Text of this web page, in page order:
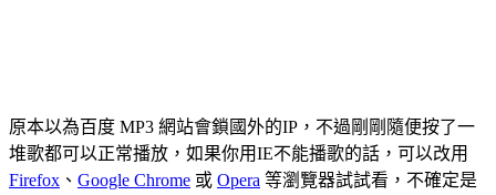
原本以為百度 MP3 網站會鎖國外的IP，不過剛剛隨便按了一
堆歌都可以正常播放，如果你用IE不能播歌的話，可以改用
Firefox 、 Google Chrome 或 Opera 等瀏覽器試試看，不確定是